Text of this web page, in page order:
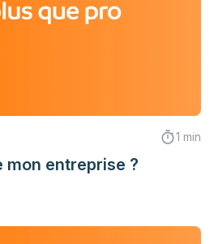
1 min
mon entreprise ?